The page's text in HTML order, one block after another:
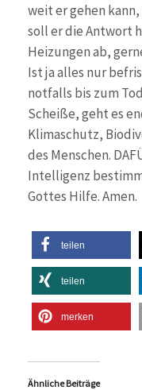
weit er gehen
soll er die Antwort
Heizungen ab,
Ist ja alles nur
notfalls bis zum
Scheiße, geht es
Klimaschutz,
des Menschen.
Intelligenz
Gottes Hilfe. Amen.
teilen
teilen
merken
Ähnliche Beiträge